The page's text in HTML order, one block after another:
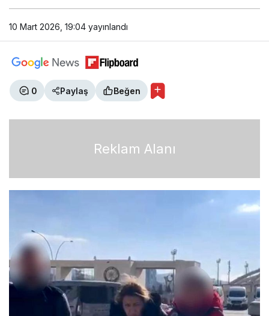
10 Mart 2026, 19:04 yayınlandı
0 Paylaş Beğen
Reklam Alanı